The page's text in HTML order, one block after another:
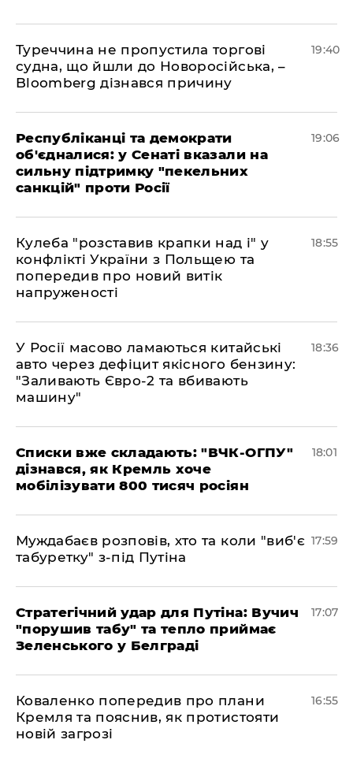
Туреччина не пропустила торгові
судна, що йшли до Новоросійська, –
Bloomberg дізнався причину
19:40
Республіканці та демократи
об'єдналися: у Сенаті вказали на
сильну підтримку "пекельних
санкцій" проти Росії
19:06
Кулеба "розставив крапки над і" у
конфлікті України з Польщею та
попередив про новий витік
напруженості
18:55
У Росії масово ламаються китайські
авто через дефіцит якісного бензину:
"Заливають Євро-2 та вбивають
машину"
18:36
Списки вже складають: "ВЧК-ОГПУ"
дізнався, як Кремль хоче
мобілізувати 800 тисяч росіян
18:01
Муждабаєв розповів, хто та коли "виб'є
табуретку" з-під Путіна
17:59
Стратегічний удар для Путіна: Вучич
"порушив табу" та тепло приймає
Зеленського у Белграді
17:07
Коваленко попередив про плани
Кремля та пояснив, як протистояти
новій загрозі
16:55